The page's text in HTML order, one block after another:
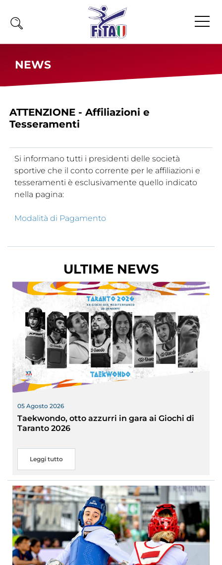
News
Atleti
Atleti Combattimento
Atleti Poomsae e Freestyle
Atleti Parataekwondo
Competizioni
Amministrazione
Salute
Rivista Olympic Dream
Links
Mappa del sito
Videogallery
Cerca
Feed
Dove siamo
Federazione Trasparente
Fita HUB
NEWS
ATTENZIONE - Affiliazioni e
Tesseramenti
Si informano tutti i presidenti delle società
sportive che il conto corrente per le affiliazioni e
tesseramenti è esclusivamente quello indicato
nella pagina:
Modalità di Pagamento
ULTIME NEWS
05 Agosto 2026
Taekwondo, otto azzurri in gara ai Giochi di
Taranto 2026
Leggi tutto